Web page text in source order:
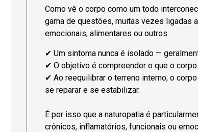
Como vê o corpo como um todo
gama de questões, muitas vezes
emocionais, alimentares ou outros.
✔ Um sintoma nunca é isolado —
✔ O objetivo é compreender o que o
✔ Ao reequilibrar o terreno interno, o
se reparar e se estabilizar.
É por isso que a naturopatia é
crônicos, inflamatórios, funcionais ou